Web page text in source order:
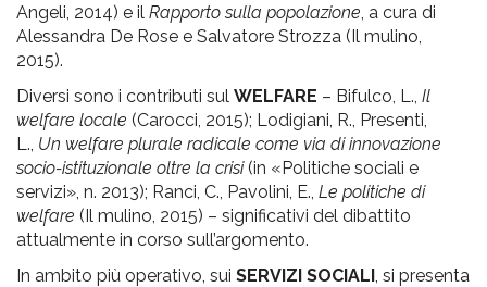
Angeli, 2014) e il Rapporto sulla popolazione, a cura di
Alessandra De Rose e Salvatore Strozza (Il mulino,
2015).
Diversi sono i contributi sul WELFARE – Bifulco, L., Il
welfare locale (Carocci, 2015); Lodigiani, R., Presenti,
L., Un welfare plurale radicale come via di innovazione
socio-istituzionale oltre la crisi(in «Politiche sociali e
servizi», n. 2013); Ranci, C., Pavolini, E., Le politiche di
welfare (Il mulino, 2015) – significativi del dibattito
attualmente in corso sull’argomento.
In ambito più operativo, sui SERVIZI SOCIALI, si presenta